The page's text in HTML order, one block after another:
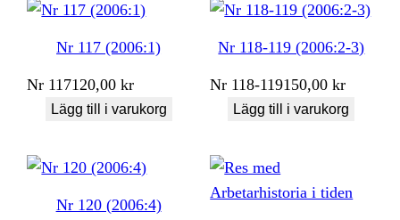
Nr 117 (2006:1)
Nr 117120,00kr
Lägg till i varukorg
Nr 118-119 (2006:2-3)
Nr 118-119150,00kr
Lägg till i varukorg
Nr 120 (2006:4)